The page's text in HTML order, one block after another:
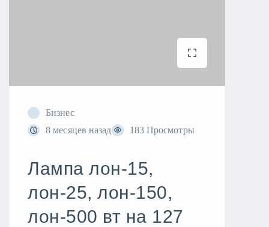
Бизнес
8 месяцев назад
183 Просмотры
Лампа лон-15,
лон-25, лон-150,
лон-500 вт на 127